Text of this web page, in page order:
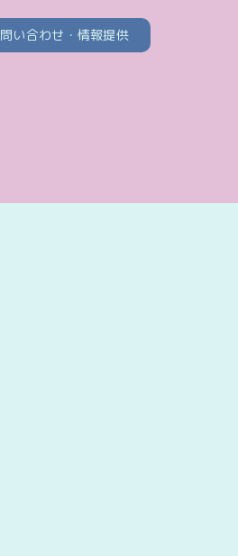
問い合わせ・情報提供